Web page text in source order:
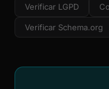
Verificar LGPD
Verificar Schema.org